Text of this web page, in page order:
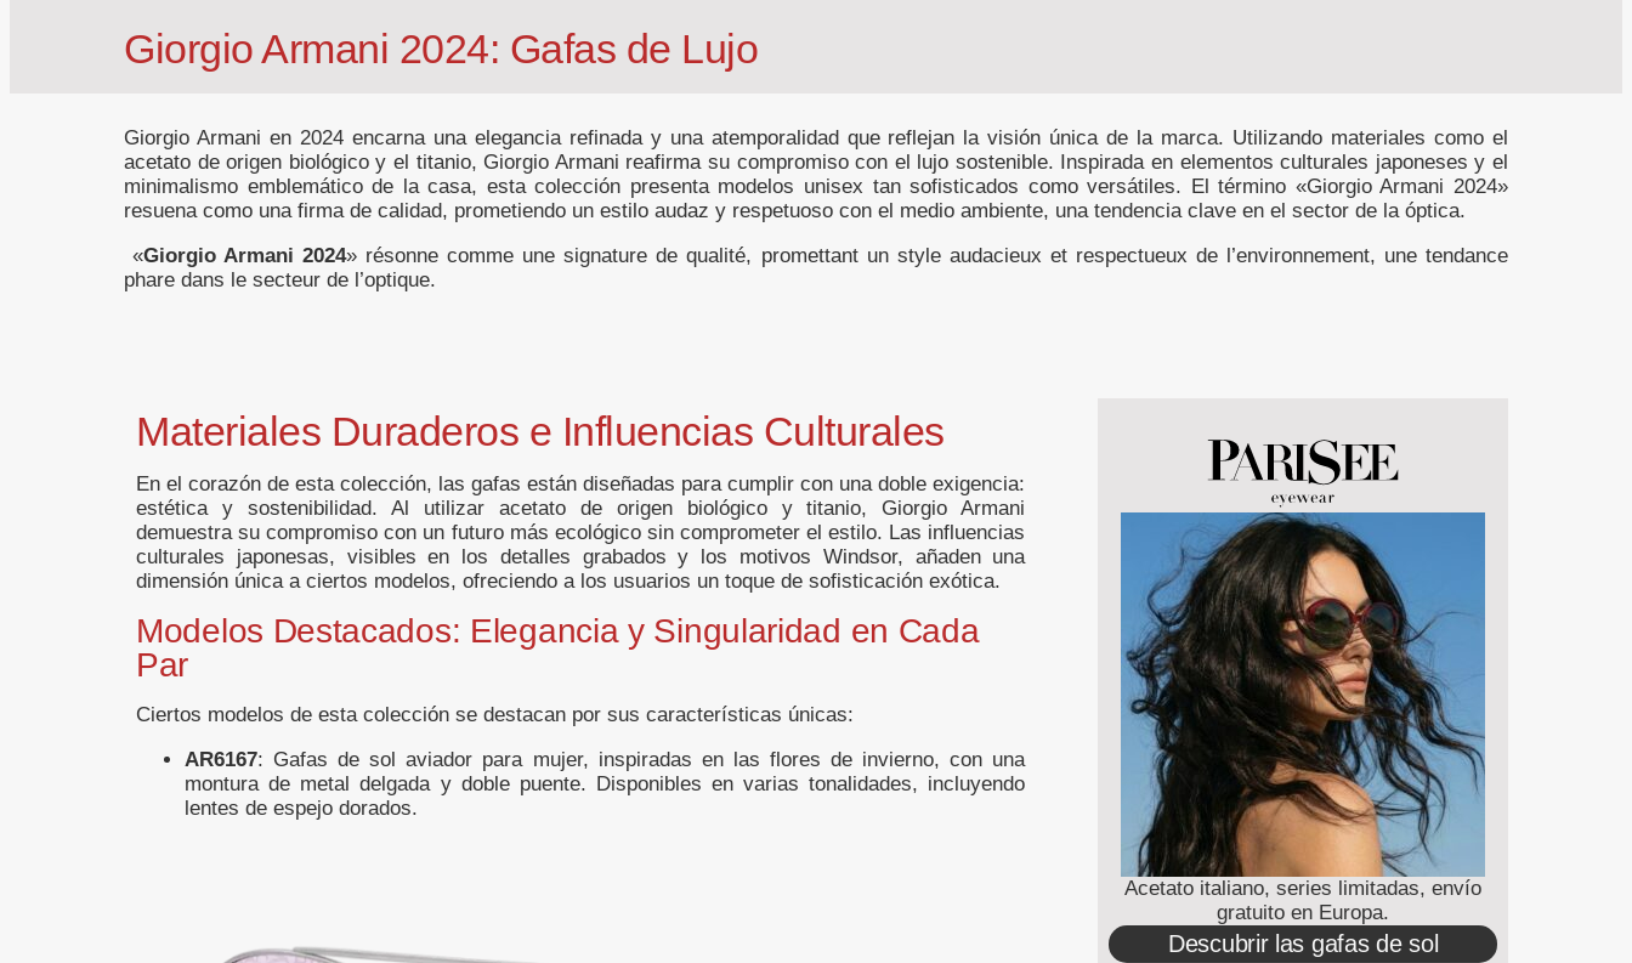
Giorgio Armani 2024: Gafas de Lujo
Giorgio Armani en 2024 encarna una elegancia refinada y una atemporalidad que reflejan la visión única de la marca. Utilizando materiales como el
acetato de origen biológico y el titanio, Giorgio Armani reafirma su compromiso con el lujo sostenible. Inspirada en elementos culturales japoneses y el
minimalismo emblemático de la casa, esta colección presenta modelos unisex tan sofisticados como versátiles. El término «Giorgio Armani 2024»
resuena como una firma de calidad, prometiendo un estilo audaz y respetuoso con el medio ambiente, una tendencia clave en el sector de la óptica.
«Giorgio Armani 2024» résonne comme une signature de qualité, promettant un style audacieux et respectueux de l’environnement, une tendance
phare dans le secteur de l’optique.
Materiales Duraderos e Influencias Culturales
En el corazón de esta colección, las gafas están diseñadas para cumplir con una doble exigencia:
estética y sostenibilidad. Al utilizar acetato de origen biológico y titanio, Giorgio Armani
demuestra su compromiso con un futuro más ecológico sin comprometer el estilo. Las influencias
culturales japonesas, visibles en los detalles grabados y los motivos Windsor, añaden una
dimensión única a ciertos modelos, ofreciendo a los usuarios un toque de sofisticación exótica.
Modelos Destacados: Elegancia y Singularidad en Cada
Par
Ciertos modelos de esta colección se destacan por sus características únicas:
AR6167: Gafas de sol aviador para mujer, inspiradas en las flores de invierno, con una
montura de metal delgada y doble puente. Disponibles en varias tonalidades, incluyendo
lentes de espejo dorados.
Acetato italiano, series limitadas, envío
gratuito en Europa.
Descubrir las gafas de sol